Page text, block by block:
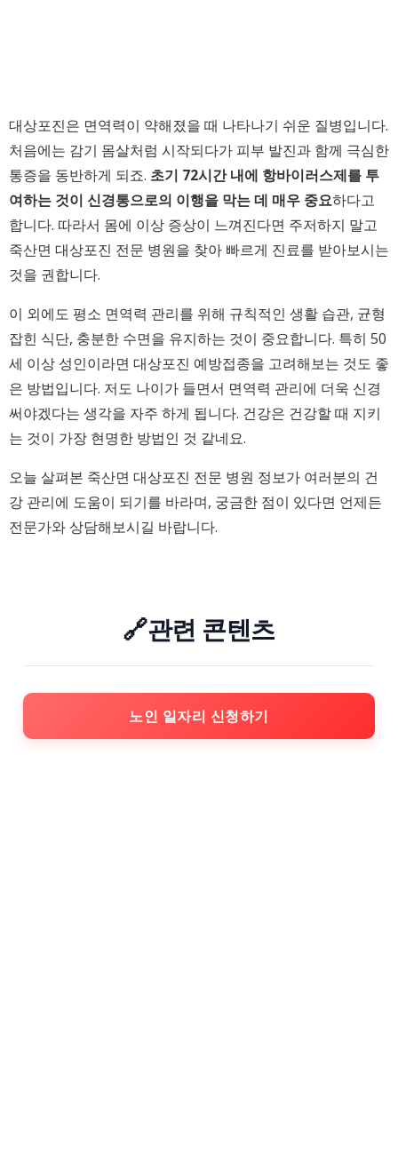
대상포진은 면역력이 약해졌을 때 나타나기 쉬운 질병입니다.
처음에는 감기 몸살처럼 시작되다가 피부 발진과 함께 극심한
통증을 동반하게 되죠. 초기 72시간 내에 항바이러스제를 투
여하는 것이 신경통으로의 이행을 막는 데 매우 중요하다고
합니다. 따라서 몸에 이상 증상이 느껴진다면 주저하지 말고
죽산면 대상포진 전문 병원을 찾아 빠르게 진료를 받아보시는
것을 권합니다.
이 외에도 평소 면역력 관리를 위해 규칙적인 생활 습관, 균형
잡힌 식단, 충분한 수면을 유지하는 것이 중요합니다. 특히 50
세 이상 성인이라면 대상포진 예방접종을 고려해보는 것도 좋
은 방법입니다. 저도 나이가 들면서 면역력 관리에 더욱 신경
써야겠다는 생각을 자주 하게 됩니다. 건강은 건강할 때 지키
는 것이 가장 현명한 방법인 것 같네요.
오늘 살펴본 죽산면 대상포진 전문 병원 정보가 여러분의 건
강 관리에 도움이 되기를 바라며, 궁금한 점이 있다면 언제든
전문가와 상담해보시길 바랍니다.
🔗관련 콘텐츠
노인 일자리 신청하기